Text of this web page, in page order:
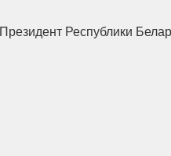
Президент Республики